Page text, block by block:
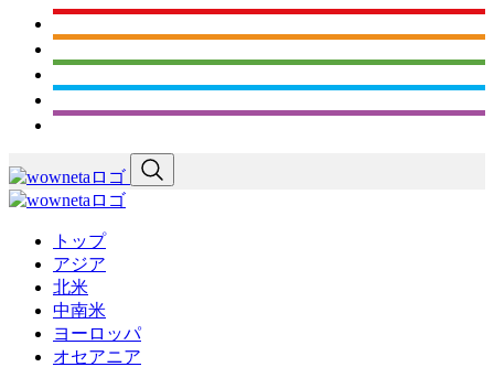
トップ
アジア
北米
中南米
ヨーロッパ
オセアニア